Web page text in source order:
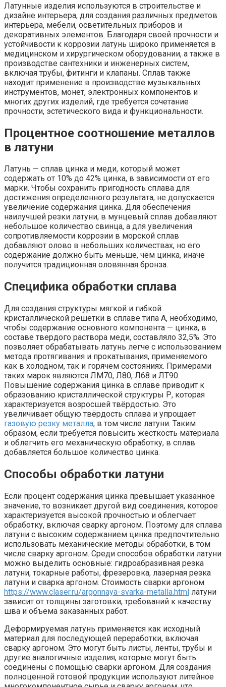
Латунные изделия используются в строительстве и
дизайне интерьера, для создания различных предметов
интерьера, мебели, осветительных приборов и
декоративных элементов. Благодаря своей прочности и
устойчивости к коррозии латунь широко применяется в
медицинском и хирургическом оборудовании, а также в
производстве сантехники и инженерных систем,
включая трубы, фитинги и клапаны. Сплав также
находит применение в производстве музыкальных
инструментов, монет, электронных компонентов и
многих других изделий, где требуется сочетание
прочности, эстетического вида и функциональности.
Процентное соотношение металлов
в латуни
Латунь — сплав цинка и меди, который может
содержать от 10% до 42% цинка, в зависимости от его
марки. Чтобы сохранить пригодность сплава для
достижения определенного результата, не допускается
увеличение содержания цинка. Для обеспечения
наилучшей резки латуни, в мунцевый сплав добавляют
небольшое количество свинца, а для увеличения
сопротивляемости коррозии в морской сплав
добавляют олово в небольших количествах, но его
содержание должно быть меньше, чем цинка, иначе
получится традиционная оловянная бронза.
Специфика обработки сплава
Для создания структуры мягкой и гибкой
кристаллической решетки в сплаве типа А, необходимо,
чтобы содержание основного компонента — цинка, в
составе твердого раствора меди, составляло 32,5%. Это
позволяет обрабатывать латунь легче с использованием
метода протягивания и прокатывания, применяемого
как в холодном, так и горячем состояниях. Примерами
таких марок являются ЛМ70, Л80, Л68 и ЛТ90.
Повышение содержания цинка в сплаве приводит к
образованию кристаллической структуры Р, которая
характеризуется возросшей твёрдостью. Это
увеличивает общую твёрдость сплава и упрощает
газовую резку металла, в том числе латуни. Таким
образом, если требуется повысить жесткость материала
и облегчить его механическую обработку, в сплав
добавляется большое количество цинка.
Способы обработки латуни
Если процент содержания цинка превышает указанное
значение, то возникает другой вид соединения, которое
характеризуется высокой прочностью и облегчает
обработку, включая сварку аргоном. Поэтому для сплава
латуни с высоким содержанием цинка предпочтительно
использовать механические методы обработки, в том
числе сварку аргоном. Среди способов обработки латуни
можно выделить основные: гидроабразивная резка
латуни, токарные работы, фрезеровка, лазерная резка
латуни и сварка аргоном. Стоимость сварки аргоном
https://www.claser.ru/argonnaya-svarka-metalla.html латуни
зависит от толщины заготовки, требований к качеству
шва и объема заказанных работ.
Деформируемая латунь применяется как исходный
материал для последующей переработки, включая
сварку аргоном. Это могут быть листы, ленты, трубы и
другие аналогичные изделия, которые могут быть
соединены с помощью сварки аргоном. Для создания
полноценной готовой продукции используют литейное